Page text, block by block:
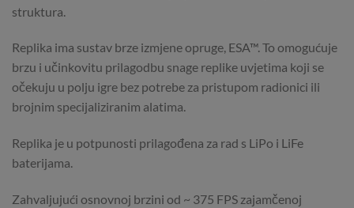
struktura.
Replika ima sustav brze izmjene opruge, ESA™. To omogućuje
brzu i učinkovitu prilagodbu snage replike uvjetima koji se
očekuju u polju igre bez potrebe za pristupom radionici ili
brojnim specijaliziranim alatima.
Replika je u potpunosti prilagođena za rad s LiPo i LiFe
baterijama.
Zahvaljujući osnovnoj brzini od ~ 375 FPS zajamčenoj